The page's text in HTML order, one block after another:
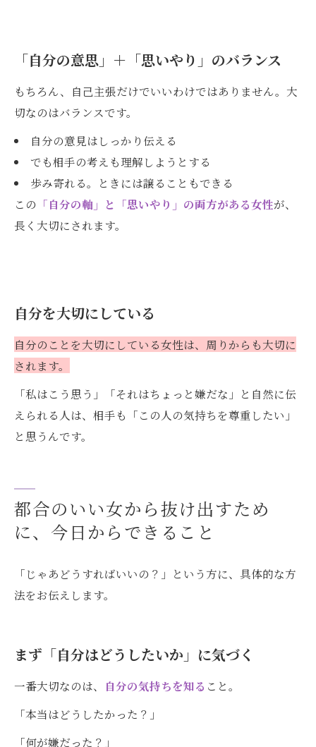
「自分の意思」＋「思いやり」のバランス
もちろん、自己主張だけでいいわけではありません。大
切なのはバランスです。
自分の意見はしっかり伝える
でも相手の考えも理解しようとする
歩み寄れる。ときには譲ることもできる
この 「自分の軸」と「思いやり」の両方がある女性が、
長く大切にされます。
自分を大切にしている
自分のことを大切にしている女性は、周りからも大切に
されます。
「私はこう思う」「それはちょっと嫌だな」と自然に伝
えられる人は、相手も「この人の気持ちを尊重したい」
と思うんです。
都合のいい女から抜け出すため
に、今日からできること
「じゃあどうすればいいの？」という方に、具体的な方
法をお伝えします。
まず「自分はどうしたいか」に気づく
一番大切なのは、 自分の気持ちを知る こと。
「本当はどうしたかった？」
「何が嫌だった？」